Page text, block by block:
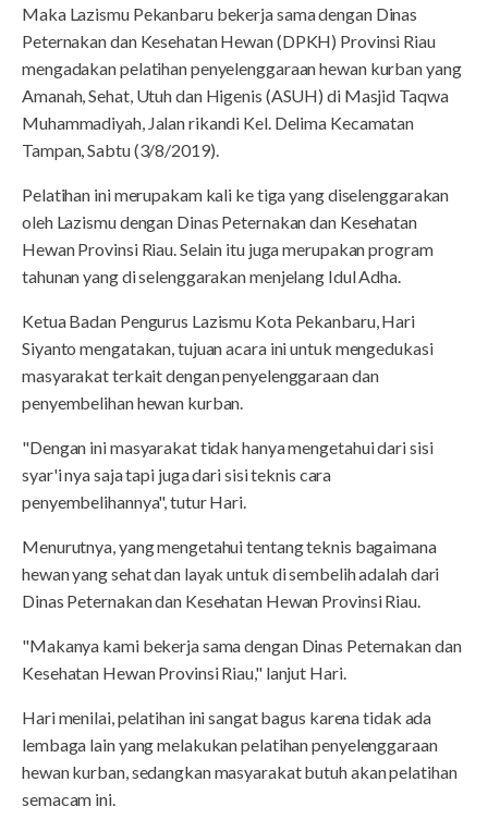
Maka Lazismu Pekanbaru bekerja sama dengan Dinas
Peternakan dan Kesehatan Hewan (DPKH) Provinsi Riau
mengadakan pelatihan penyelenggaraan hewan kurban yang
Amanah, Sehat, Utuh dan Higenis (ASUH) di Masjid Taqwa
Muhammadiyah, Jalan rikandi Kel. Delima Kecamatan
Tampan, Sabtu (3/8/2019).
Pelatihan ini merupakam kali ke tiga yang diselenggarakan
oleh Lazismu dengan Dinas Peternakan dan Kesehatan
Hewan Provinsi Riau. Selain itu juga merupakan program
tahunan yang di selenggarakan menjelang Idul Adha.
Ketua Badan Pengurus Lazismu Kota Pekanbaru, Hari
Siyanto mengatakan, tujuan acara ini untuk mengedukasi
masyarakat terkait dengan penyelenggaraan dan
penyembelihan hewan kurban.
"Dengan ini masyarakat tidak hanya mengetahui dari sisi
syar'i nya saja tapi juga dari sisi teknis cara
penyembelihannya", tutur Hari.
Menurutnya, yang mengetahui tentang teknis bagaimana
hewan yang sehat dan layak untuk di sembelih adalah dari
Dinas Peternakan dan Kesehatan Hewan Provinsi Riau.
"Makanya kami bekerja sama dengan Dinas Peternakan dan
Kesehatan Hewan Provinsi Riau," lanjut Hari.
Hari menilai, pelatihan ini sangat bagus karena tidak ada
lembaga lain yang melakukan pelatihan penyelenggaraan
hewan kurban, sedangkan masyarakat butuh akan pelatihan
semacam ini.